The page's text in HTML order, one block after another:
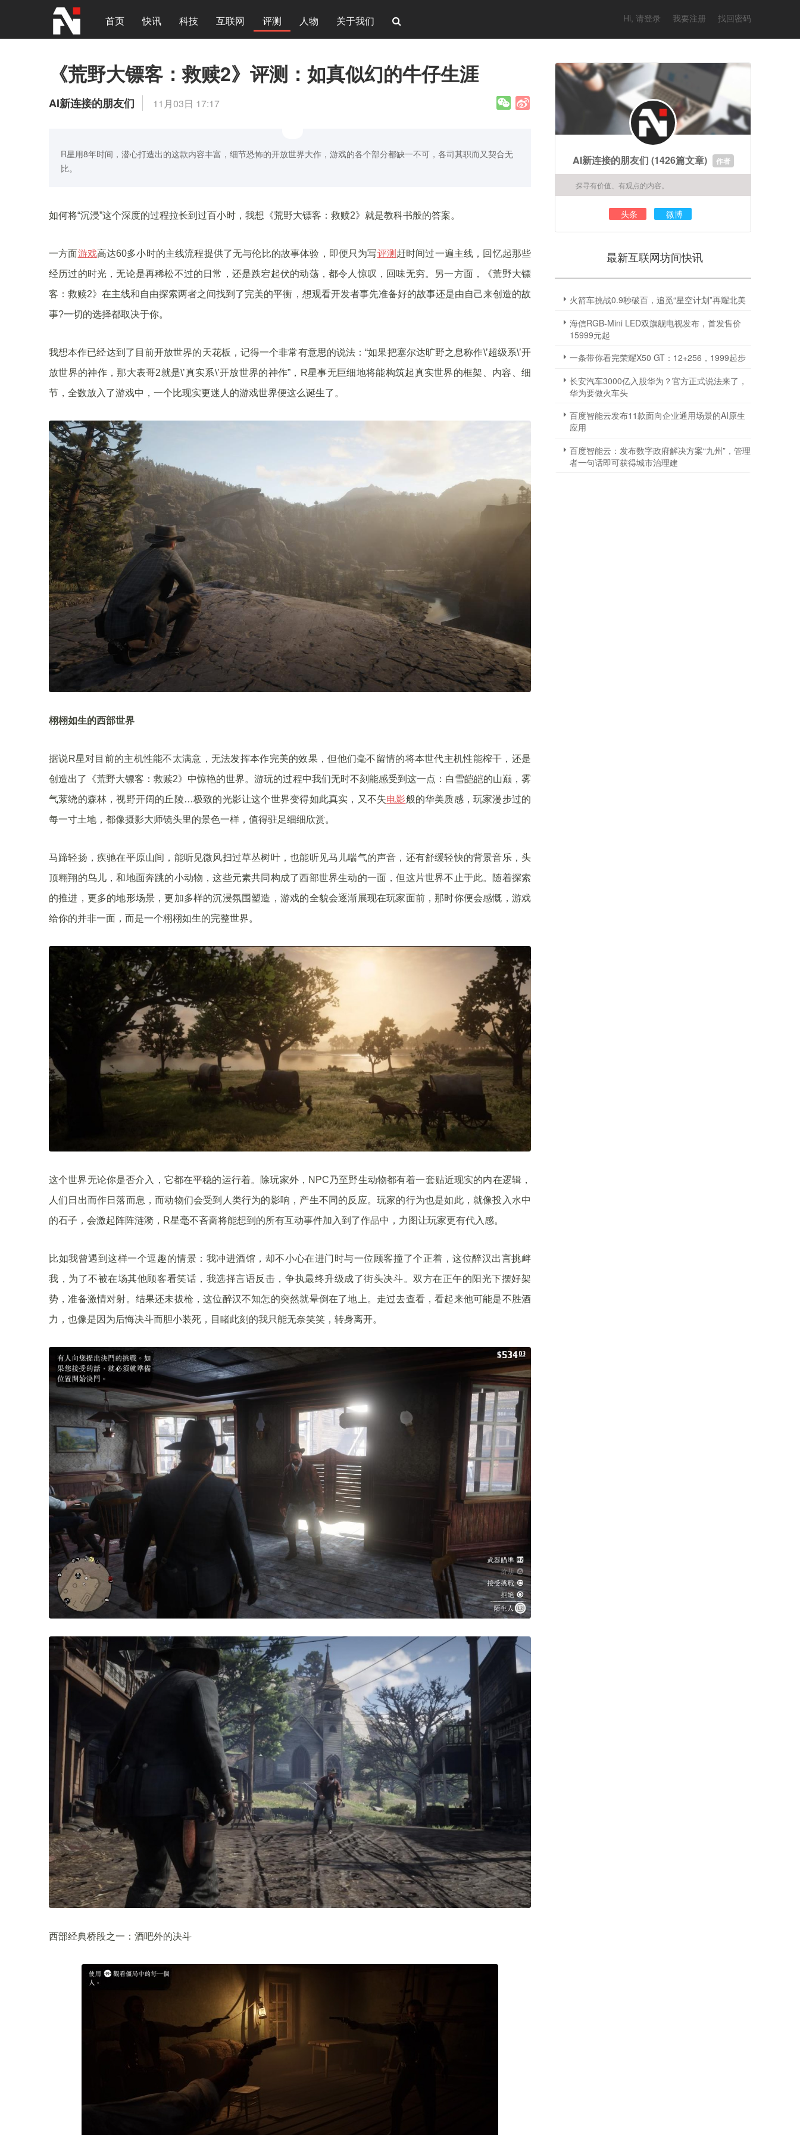
首页 快讯 科技 互联网 评测 人物 关于我们 Hi, 请登录 我要注册 找回密码
《荒野大镖客：救赎2》评测：如真似幻的牛仔生涯
AI新连接的朋友们 11月03日 17:17
R星用8年时间，潜心打造出的这款内容丰富，细节恐怖的开放世界大作，游戏的各个部分都缺一不可，各司其职而又契合无
比。
如何将“沉浸”这个深度的过程拉长到过百小时，我想《荒野大镖客：救赎2》就是教科书般的答案。
一方面游戏高达60多小时的主线流程提供了无与伦比的故事体验，即便只为写评测 赶时间过一遍主线，回忆起那些
经历过的时光，无论是再稀松不过的日常，还是跌宕起伏的动荡，都令人惊叹，回味无穷。另一方面，《荒野大镖
客：救赎2》在主线和自由探索两者之间找到了完美的平衡，想观看开发者事先准备好的故事还是由自己来创造的故
事?一切的选择都取决于你。
我想本作已经达到了目前开放世界的天花板，记得一个非常有意思的说法：“如果把塞尔达旷野之息称作\’超级系\’开
放世界的神作，那大表哥2就是\’真实系\’开放世界的神作”，R星事无巨细地将能构筑起真实世界的框架、内容、细
节，全数放入了游戏中，一个比现实更迷人的游戏世界便这么诞生了。
栩栩如生的西部世界
据说R星对目前的主机性能不太满意，无法发挥本作完美的效果，但他们毫不留情的将本世代主机性能榨干，还是
创造出了《荒野大镖客：救赎2》中惊艳的世界。游玩的过程中我们无时不刻能感受到这一点：白雪皑皑的山巅，雾
气萦绕的森林，视野开阔的丘陵…极致的光影让这个世界变得如此真实，又不失电影般的华美质感，玩家漫步过的
每一寸土地，都像摄影大师镜头里的景色一样，值得驻足细细欣赏。
马蹄轻扬，疾驰在平原山间，能听见微风扫过草丛树叶，也能听见马儿喘气的声音，还有舒缓轻快的背景音乐，头
顶翱翔的鸟儿，和地面奔跳的小动物，这些元素共同构成了西部世界生动的一面，但这片世界不止于此。随着探索
的推进，更多的地形场景，更加多样的沉浸氛围塑造，游戏的全貌会逐渐展现在玩家面前，那时你便会感慨，游戏
给你的并非一面，而是一个栩栩如生的完整世界。
这个世界无论你是否介入，它都在平稳的运行着。除玩家外，NPC乃至野生动物都有着一套贴近现实的内在逻辑，
人们日出而作日落而息，而动物们会受到人类行为的影响，产生不同的反应。玩家的行为也是如此，就像投入水中
的石子，会激起阵阵涟漪，R星毫不吝啬将能想到的所有互动事件加入到了作品中，力图让玩家更有代入感。
比如我曾遇到这样一个逗趣的情景：我冲进酒馆，却不小心在进门时与一位顾客撞了个正着，这位醉汉出言挑衅
我，为了不被在场其他顾客看笑话，我选择言语反击，争执最终升级成了街头决斗。双方在正午的阳光下摆好架
势，准备激情对射。结果还未拔枪，这位醉汉不知怎的突然就晕倒在了地上。走过去查看，看起来他可能是不胜酒
力，也像是因为后悔决斗而胆小装死，目睹此刻的我只能无奈笑笑，转身离开。
西部经典桥段之一：酒吧外的决斗
AI新连接的朋友们 (1426篇文章) 作者
探寻有价值、有观点的内容。
头条 微博
最新互联网坊间快讯
火箭车挑战0.9秒破百，追觅“星空计划”再耀北美
海信RGB-Mini LED双旗舰电视发布，首发售价
15999元起
一条带你看完荣耀X50 GT：12+256，1999起步
长安汽车3000亿入股华为？官方正式说法来了，
华为要做火车头
百度智能云发布11款面向企业通用场景的AI原生
应用
百度智能云：发布数字政府解决方案“九州”，管理
者一句话即可获得城市治理建